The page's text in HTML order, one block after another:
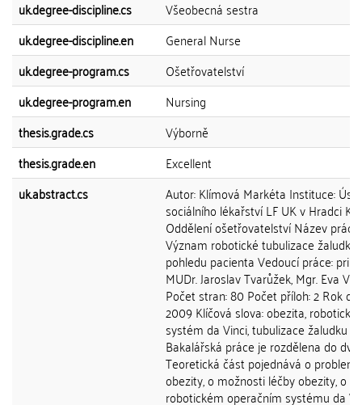
uk.degree-discipline.cs
Všeobecná sestra
uk.degree-discipline.en
General Nurse
uk.degree-program.cs
Ošetřovatelství
uk.degree-program.en
Nursing
thesis.grade.cs
Výborně
thesis.grade.en
Excellent
uk.abstract.cs
Autor: Klímová Markéta Instituce:
sociálního lékařství LF UK v Hradci
Oddělení ošetřovatelství Název práce:
Význam robotické tubulizace žaludku
pohledu pacienta Vedoucí práce: prim.
MUDr. Jaroslav Tvarůžek, Mgr. Eva
Počet stran: 80 Počet příloh: 2 Rok
2009 Klíčová slova: obezita, robotický
systém da Vinci, tubulizace žaludku
Bakalářská práce je rozdělena do
Teoretická část pojednává o
obezity, o možnosti léčby obezity, o
robotickém operačním systému da